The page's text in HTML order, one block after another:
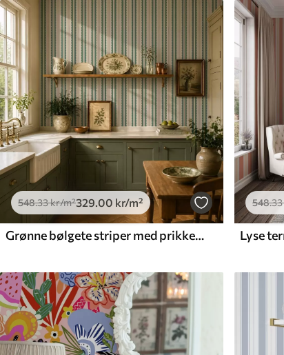
548.33kr/m²329.00 kr/m²
Grønne bølgete striper med prikkete linjer
548.33